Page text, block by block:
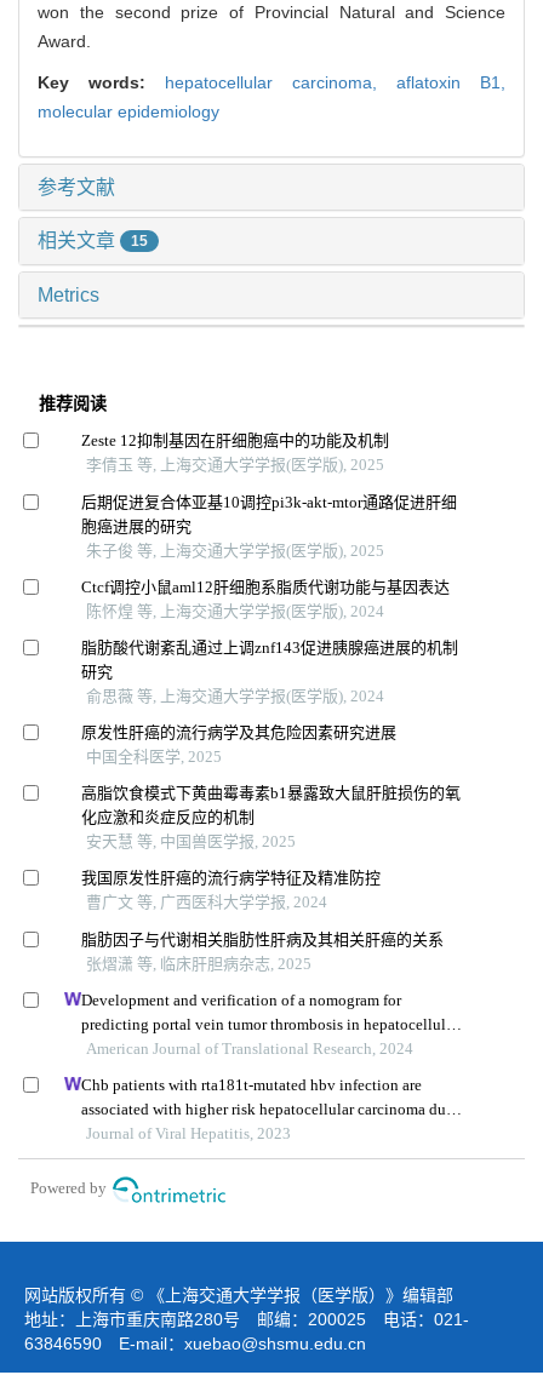
won the second prize of Provincial Natural and Science
Award.
Key words: hepatocellular carcinoma, aflatoxin B1,
molecular epidemiology
参考文献
相关文章 15
Metrics
推荐阅读
Zeste 12抑制基因在肝细胞癌中的功能及机制
李倩玉 等, 上海交通大学学报(医学版), 2025
后期促进复合体亚基10调控pi3k-akt-mtor通路促进肝细
胞癌进展的研究
朱子俊 等, 上海交通大学学报(医学版), 2025
Ctcf调控小鼠aml12肝细胞系脂质代谢功能与基因表达
陈怀煌 等, 上海交通大学学报(医学版), 2024
脂肪酸代谢紊乱通过上调znf143促进胰腺癌进展的机制
研究
俞思薇 等, 上海交通大学学报(医学版), 2024
原发性肝癌的流行病学及其危险因素研究进展
中国全科医学, 2025
高脂饮食模式下黄曲霉毒素b1暴露致大鼠肝脏损伤的氧
化应激和炎症反应的机制
安天慧 等, 中国兽医学报, 2025
我国原发性肝癌的流行病学特征及精准防控
曹广文 等, 广西医科大学学报, 2024
脂肪因子与代谢相关脂肪性肝病及其相关肝癌的关系
张熠潇 等, 临床肝胆病杂志, 2025
Development and verification of a nomogram for
predicting portal vein tumor thrombosis in hepatocellular
carcinoma
American Journal of Translational Research, 2024
Chb patients with rta181t-mutated hbv infection are
associated with higher risk hepatocellular carcinoma due
to increases in mutation rates of tumour suppressor genes
Journal of Viral Hepatitis, 2023
Powered by
网站版权所有 © 《上海交通大学学报（医学版）》编辑部
地址：上海市重庆南路280号 邮编：200025 电话：021-
63846590 E-mail： xuebao@shsmu.edu.cn